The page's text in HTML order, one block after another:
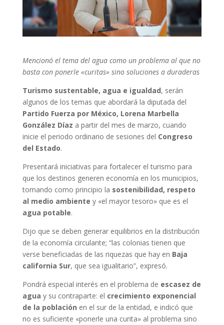
Mencionó el tema del agua como un problema al que no
basta con ponerle «curitas» sino soluciones a duraderas
Turismo sustentable, agua e igualdad, serán
algunos de los temas que abordará la diputada del
Partido Fuerza por México, Lorena Marbella
González Díaz a partir del mes de marzo, cuando
inicie el periodo ordinario de sesiones del Congreso
del Estado.
Presentará iniciativas para fortalecer el turismo para
que los destinos generen economía en los municipios,
tomando como principio la sostenibilidad, respeto
al medio ambiente y «el mayor tesoro» que es el
agua potable.
Dijo que se deben generar equilibrios en la distribución
de la economía circulante; “las colonias tienen que
verse beneficiadas de las riquezas que hay en Baja
california Sur, que sea igualitario”, expresó.
Pondrá especial interés en el problema de escasez de
agua y su contraparte: el crecimiento exponencial
de la población en el sur de la entidad, e indicó que
no es suficiente «ponerle una curita» al problema sino